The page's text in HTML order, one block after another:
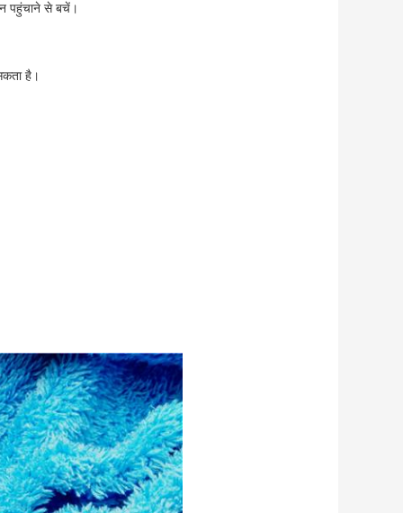
पहुंचाने से बचें।
है।